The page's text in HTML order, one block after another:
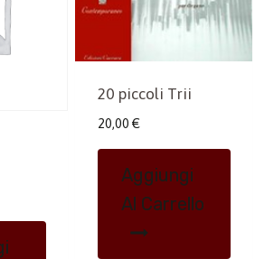
20 piccoli Trii
20,00 €
Aggiungi
Al Carrello